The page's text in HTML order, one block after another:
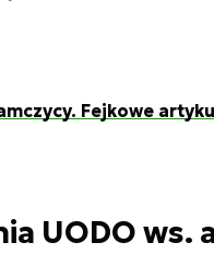
Fejkowe
UODO ws.